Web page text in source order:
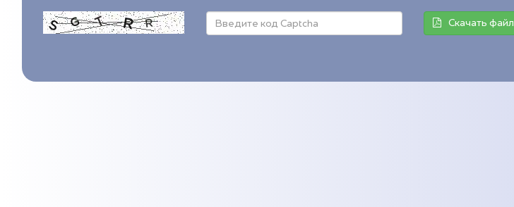
Скачать файл